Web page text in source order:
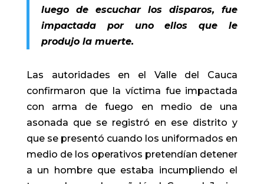
luego de escuchar los disparos, fue
impactada por uno ellos que le
produjo la muerte.
Las autoridades en el Valle del Cauca
confirmaron que la víctima fue impactada
con arma de fuego en medio de una
asonada que se registró en ese distrito y
que se presentó cuando los uniformados en
medio de los operativos pretendían detener
a un hombre que estaba incumpliendo el